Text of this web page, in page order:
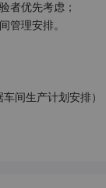
者优先考虑；
管理安排。
间生产计划安排）